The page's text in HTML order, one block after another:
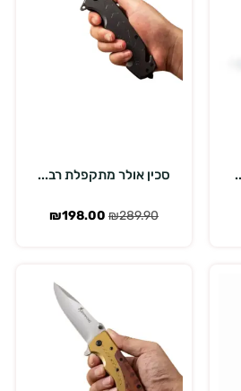
סכין אולר מתקפלת רב...
₪289.90
₪198.00